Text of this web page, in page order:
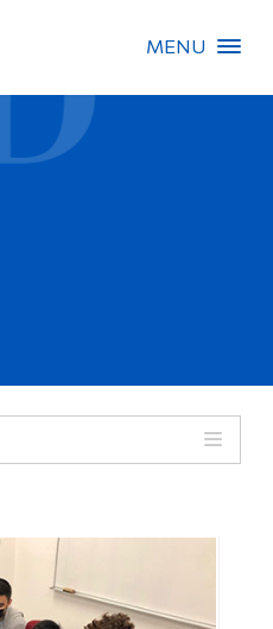
MENU
sur le site
de personnes
Omnivox
rapides